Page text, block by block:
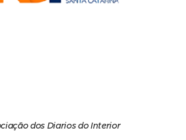
dos Diarios do Interior